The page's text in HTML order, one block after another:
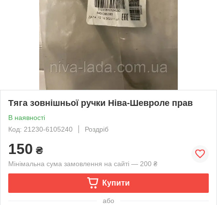
Тяга зовнішньої ручки Ніва-Шевроле прав
В наявності
Код: 21230-6105240
Роздріб
150 ₴
Мінімальна сума замовлення на сайті — 200 ₴
Купити
або